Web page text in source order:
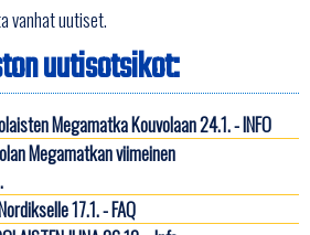
vanhat uutiset.
uutisotsikot:
Megamatka Kouvolaan 24.1. - INFO
Megamatkan viimeinen
17.1. - FAQ